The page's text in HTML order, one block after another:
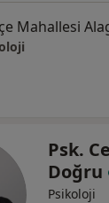
Psk.
Doğru
Psikoloji